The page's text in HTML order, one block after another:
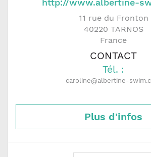
http://www.albertine-
11 rue du Fronton
40220 TARNOS
France
CONTACT
Tél. :
caroline@albertine-
Plus d'infos